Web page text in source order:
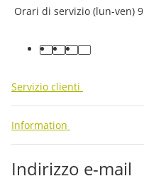
Orari di servizio (lun-ven)
facebook
youtube
instagram
tiktok
Servizio clienti
Information
Indirizzo e-mail